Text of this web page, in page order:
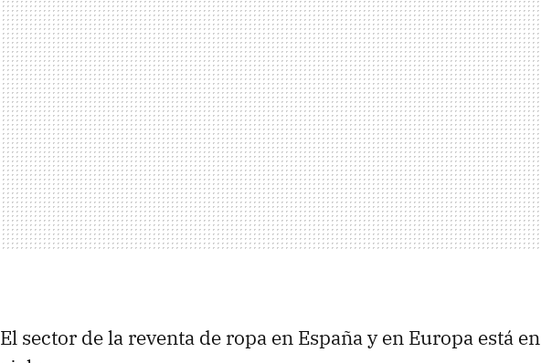
El sector de la reventa de ropa en España y en Europa está